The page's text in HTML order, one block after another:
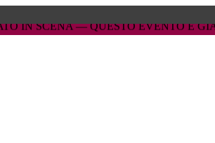
EVENTO È GIÀ ANDATO IN
EVENTO È GIÀ ANDATO IN